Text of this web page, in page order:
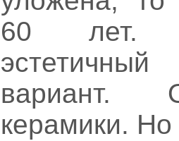
60 лет.
вариант.
керамики.